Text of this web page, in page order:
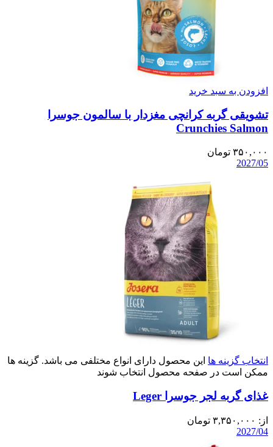
افزودن به سبد خرید
تشویقی گربه کرانچی مغزدار با سالمون جوسرا
Crunchies Salmon
۳۵۰,۰۰۰ تومان
2027/05
انتخاب گزینه ها این محصول دارای انواع مختلفی می باشد. گزینه ها
ممکن است در صفحه محصول انتخاب شوند
غذای گربه لجر جوسرا Leger
از: ۳,۳۵۰,۰۰۰ تومان
2027/04